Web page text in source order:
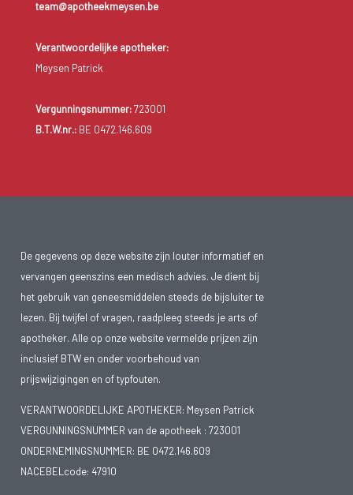
team@apotheekmeysen.be
Verantwoordelijke apotheker:
Meysen Patrick
Vergunningsnummer:723001
B.T.W.nr.:BE 0472.146.609
De gegevens op deze website zijn louter informatief en
vervangen geenszins een medisch advies. Je dient bij
het gebruik van geneesmiddelen steeds de bijsluiter te
lezen. Bij twijfel of vragen, raadpleeg steeds je arts of
apotheker. Alle op onze website vermelde prijzen zijn
inclusief BTW en onder voorbehoud van
prijswijzigingen en of typfouten.
VERANTWOORDELIJKE APOTHEKER: Meysen Patrick
VERGUNNINGSNUMMER van de apotheek : 723001
ONDERNEMINGSNUMMER: BE 0472.146.609
NACEBELcode: 47910